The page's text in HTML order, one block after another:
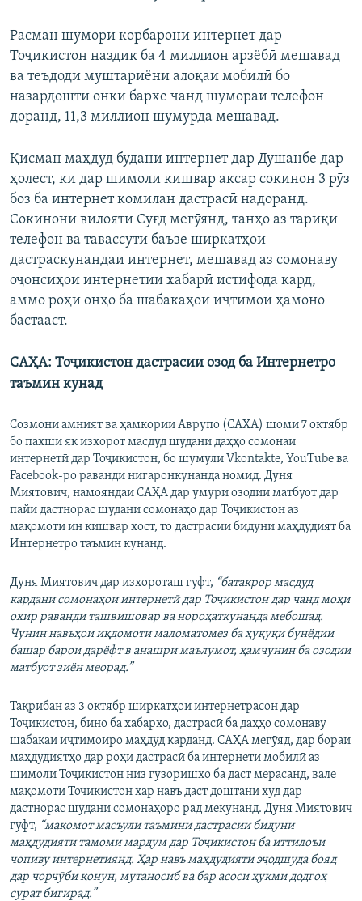
Расман шумори корбарони интернет дар
Тоҷикистон наздик ба 4 миллион арзёбӣ мешавад
ва теъдоди муштариёни алоқаи мобилӣ бо
назардошти онки бархе чанд шумораи телефон
доранд, 11,3 миллион шумурда мешавад.
Қисман маҳдуд будани интернет дар Душанбе дар
ҳолест, ки дар шимоли кишвар аксар сокинон 3 рӯз
боз ба интернет комилан дастрасӣ надоранд.
Сокинони вилояти Суғд мегӯянд, танҳо аз тариқи
телефон ва тавассути баъзе ширкатҳои
дастраскунандаи интернет, мешавад аз сомонаву
оҷонсиҳои интернетии хабарӣ истифода кард,
аммо роҳи онҳо ба шабакаҳои иҷтимоӣ ҳамоно
бастааст.
САҲА: Тоҷикистон дастрасии озод ба Интернетро
таъмин кунад
Cозмони амният ва ҳамкории Аврупо (САҲА) шоми 7 октябр
бо пахши як изҳорот масдуд шудани даҳҳо сомонаи
интернетӣ дар Тоҷикистон, бо шумули Vkontakte, YouTube ва
Facebook-ро раванди нигаронкунанда номид. Дуня
Миятович, намояндаи САҲА дар умури озодии матбуот дар
пайи дастнорас шудани сомонаҳо дар Тоҷикистон аз
мақомоти ин кишвар хост, то дастрасии бидуни маҳдудият ба
Интернетро таъмин кунанд.
Дуня Миятович дар изҳороташ гуфт, “батакрор масдуд
кардани сомонаҳои интернетӣ дар Тоҷикистон дар чанд моҳи
охир раванди ташвишовар ва нороҳаткунанда мебошад.
Чунин навъҳои иқдомоти маломатомез ба ҳуқуқи бунёдии
башар барои дарёфт в анашри маълумот, ҳамчунин ба озодии
матбуот зиён меорад.”
Тақрибан аз 3 октябр ширкатҳои интернетрасон дар
Тоҷикистон, бино ба хабарҳо, дастрасӣ ба даҳҳо сомонаву
шабакаи иҷтимоиро маҳдуд карданд. САҲА мегӯяд, дар бораи
маҳдудиятҳо дар роҳи дастрасӣ ба интернети мобилӣ аз
шимоли Тоҷикистон низ гузоришҳо ба даст мерасанд, вале
мақомоти Тоҷикистон ҳар навъ даст доштани худ дар
дастнорас шудани сомонаҳоро рад мекунанд. Дуня Миятович
гуфт, “мақомот масъули таъмини дастрасии бидуни
маҳдудияти тамоми мардум дар Тоҷикистон ба иттилоъи
чопиву интернетиянд. Ҳар навъ маҳдудияти эҷодшуда бояд
дар чорчӯби қонун, мутаносиб ва бар асоси ҳукми додгоҳ
сурат бигирад.”